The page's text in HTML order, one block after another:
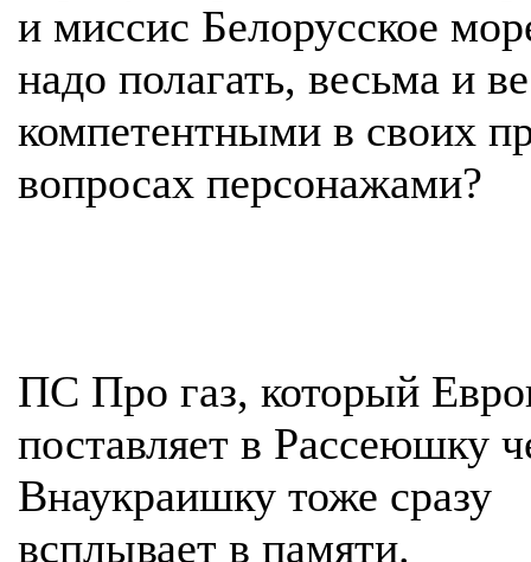
и миссис Белорусское
надо полагать, весьма и
компетентными в своих
вопросах персонажами?
ПС Про газ, который
поставляет в Рассеюшку
Внаукраишку тоже сразу
всплывает в памяти.